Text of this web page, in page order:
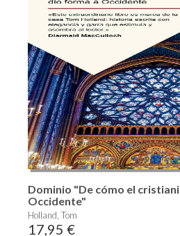
Dominio "De cómo el
Occidente"
Holland, Tom
17,95 €